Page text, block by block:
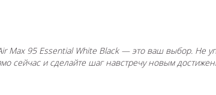
Max 95 Essential White Black — это ваш выбор. Не
сейчас и сделайте шаг навстречу новым